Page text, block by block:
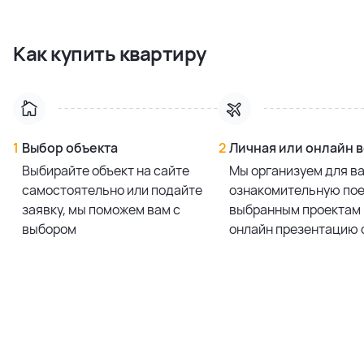
Как купить квартиру
1 Выбор объекта
Выбирайте объект на сайте
самостоятельно или подайте
заявку, мы поможем вам с
выбором
2Личная или онлайн
Мы организуем для
ознакомительную
выбранным проектам
онлайн презентацию